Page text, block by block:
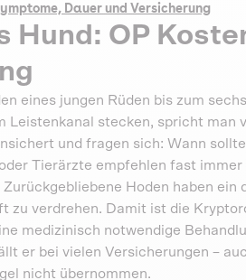
Dauer und Versicherung
Hund: OP
eines jungen Rüden bis zum
Leistenkanal stecken, spricht man
und fragen sich: Wann
Tierärzte empfehlen fast
Hoden haben
zu verdrehen. Damit ist die
medizinisch notwendige
er bei vielen Versicherungen –
nicht übernommen.